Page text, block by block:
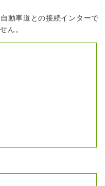
動車道との接続インターで
ん。